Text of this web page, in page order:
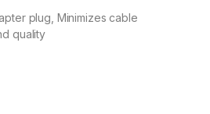
plug, Minimizes cable
quality